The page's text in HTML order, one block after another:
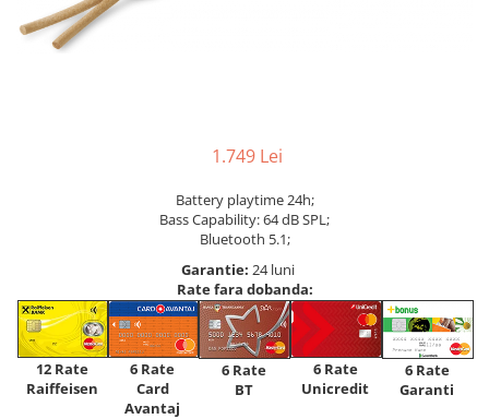
1.749 Lei
Battery playtime 24h;
Bass Capability: 64 dB SPL;
Bluetooth 5.1;
Garantie: 24 luni
Rate fara dobanda:
12 Rate
Raiffeisen
6 Rate
Card
Avantaj
6 Rate
BT
6 Rate
Unicredit
6 Rate
Garanti